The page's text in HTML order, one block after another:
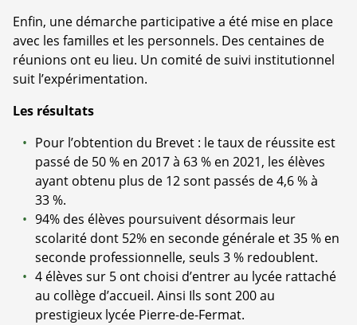
Enfin, une démarche participative a été mise en place
avec les familles et les personnels. Des centaines de
réunions ont eu lieu. Un comité de suivi institutionnel
suit l’expérimentation.
Les résultats
Pour l’obtention du Brevet : le taux de réussite est
passé de 50 % en 2017 à 63 % en 2021, les élèves
ayant obtenu plus de 12 sont passés de 4,6 % à
33 %.
94% des élèves poursuivent désormais leur
scolarité dont 52% en seconde générale et 35 % en
seconde professionnelle, seuls 3 % redoublent.
4 élèves sur 5 ont choisi d’entrer au lycée rattaché
au collège d’accueil. Ainsi Ils sont 200 au
prestigieux lycée Pierre-de-Fermat.